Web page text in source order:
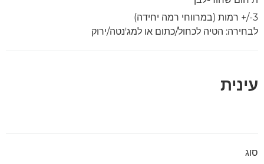
‎+/-3 רמות (במרווחי רמה יחידה)
לבחירה: הטיה לכחול/כתום או למג'נטה/ירוק
עינית
סוג